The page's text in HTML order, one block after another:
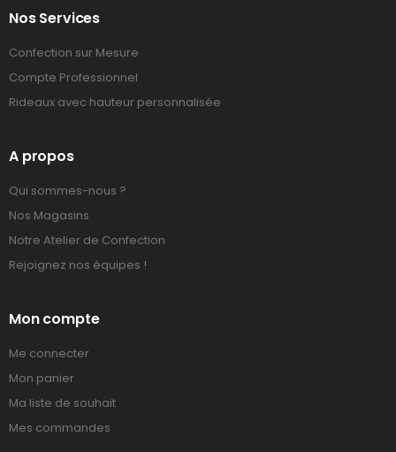
Nos Services
Confection sur Mesure
Compte Professionnel
Rideaux avec hauteur personnalisée
A propos
Qui sommes-nous ?
Nos Magasins
Notre Atelier de Confection
Rejoignez nos équipes !
Mon compte
Me connecter
Mon panier
Ma liste de souhait
Mes commandes